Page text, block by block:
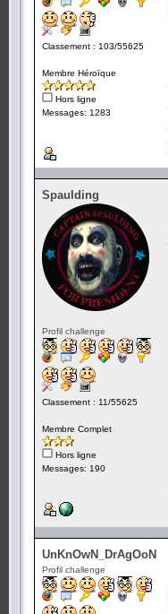
Classement : 103/55625
Membre Héroïque
Hors ligne
Messages: 1283
Spaulding
Profil challenge
Classement : 11/55625
Membre Complet
Hors ligne
Messages: 190
UnKnOwN_DrAgOoN
Profil challenge